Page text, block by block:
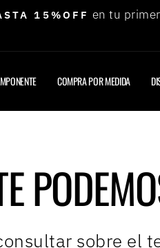
pausa
COMPRA POR MEDIDA
sobre el